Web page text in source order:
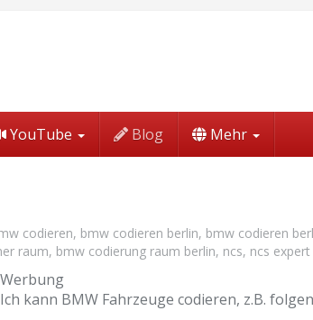
YouTube Blog Mehr
codieren, bmw codieren berlin, bmw codieren
raum, bmw codierung raum berlin, ncs, ncs expert
Werbung
kann BMW Fahrzeuge codieren, z.B.